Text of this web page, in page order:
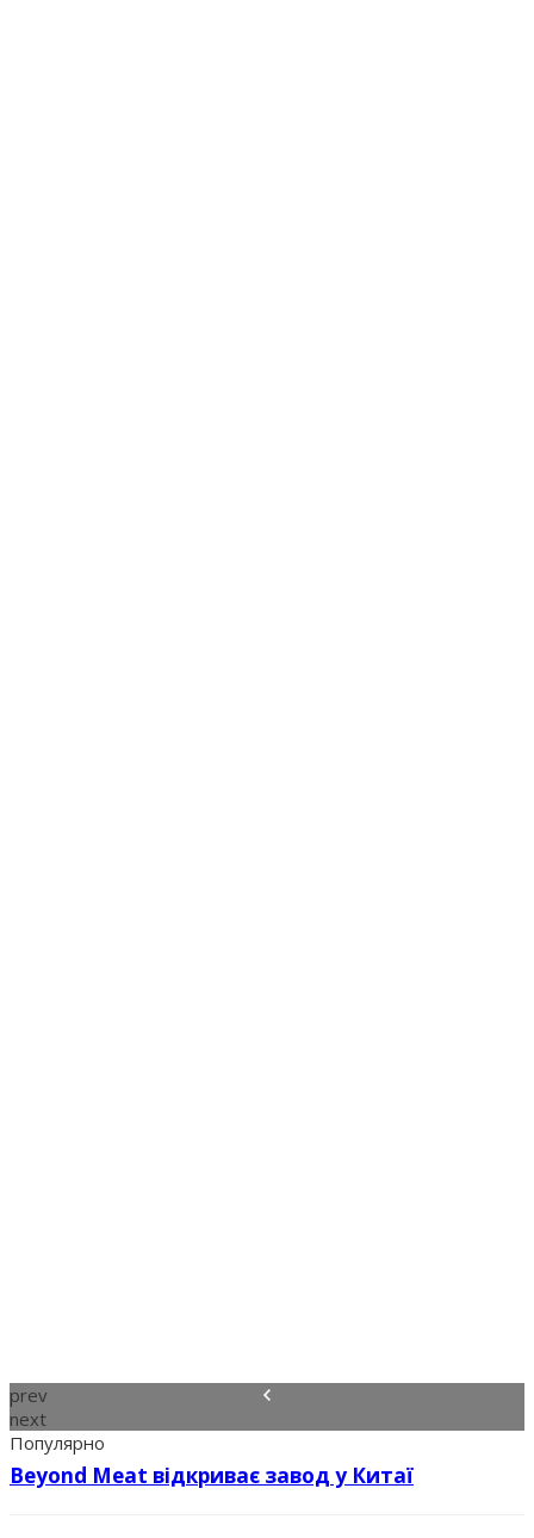
prev
next
Популярно
Beyond Meat відкриває завод у Китаї